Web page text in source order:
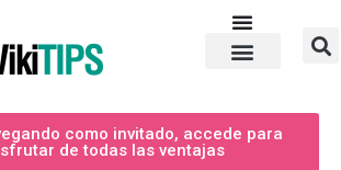
de herramientas
como invitado, accede para
de todas las ventajas